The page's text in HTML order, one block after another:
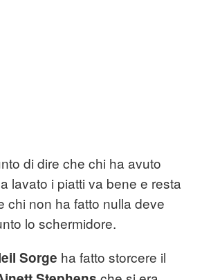
di dire che chi ha avuto
lavato i piatti va bene e resta
chi non ha fatto nulla deve
lo schermidore.
Sorge ha fatto storcere il